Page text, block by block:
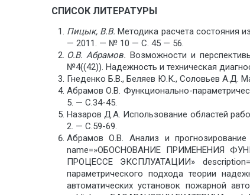
СПИСОК ЛИТЕРАТУРЫ
Пицык, В.В. Методика расчета состояния
— 2011. — № 10 — С. 45 — 56.
О.В. Абрамов. Возможности и
№4((42)). Надежность и техническая
Гнеденко Б.В., Беляев Ю.К., Соловьев А.Д.
Абрамов О.В. Функционально-
5. — С.34-45.
Назаров Д.А. Использование областей
2. — С.59-69.
Абрамов О.В. Анализ и
name=»ОБОСНОВАНИЕ ПРИМЕНЕНИЯ
ПРОЦЕССЕ ЭКСПЛУАТАЦИИ»
параметрического подхода теории
автоматических установок пожарной